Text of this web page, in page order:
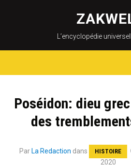
content
L’encyclopédie
Poséidon: dieu
des
Par La Redaction dans HISTOIRE
2020